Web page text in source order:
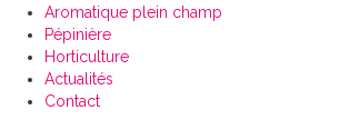
Aromatique plein champ
Pépinière
Horticulture
Actualités
Contact